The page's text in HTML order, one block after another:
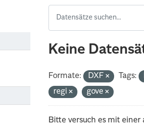
Keine
Formate: DXF Tags:
regi
gove
Bitte versuch es mit einer